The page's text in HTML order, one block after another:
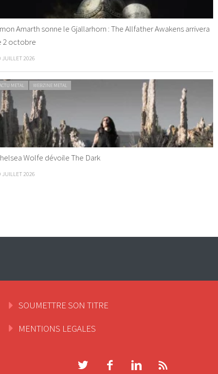
Amarth sonne le Gjallarhorn : The Allfather Awakens arrivera
2 octobre
JUILLET 2026
METAL WEBZINE METAL
Wolfe dévoile The Dark
JUILLET 2026
SOUMETTRE SON TITRE
MENTIONS LEGALES